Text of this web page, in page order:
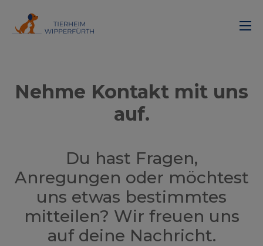
Nehme Kontakt mit uns
auf.
Du hast Fragen,
Anregungen oder möchtest
uns etwas bestimmtes
mitteilen? Wir freuen uns
auf deine Nachricht.